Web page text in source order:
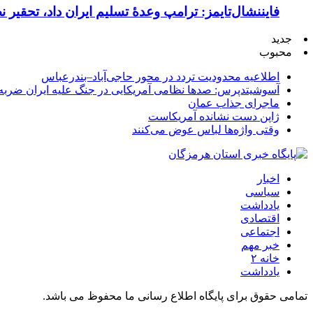
فایننشال‌تایمز: ترامپ وعدۀ تسلیم ایران داد،
جدید
محبوب
اطلاعیه محدودیت تردد در محور حاجی‌آباد–بندرعباس
آسوشیتدپرس: صدها نظامی آمریکایی در جنگ علیه ایران
ماجرای جذاب عمان
ژاپن دست نشانده آمریکاست
وقتی واژه‌ها لباس عوض می‌کنند
اخبار
سیاسی
یادداشت
اقتصادی
اجتماعی
خبر مهم
خانه ۲
یادداشت
تمامی حقوق برای پایگاه اطلاع رسانی ما محفوظ می باشد.